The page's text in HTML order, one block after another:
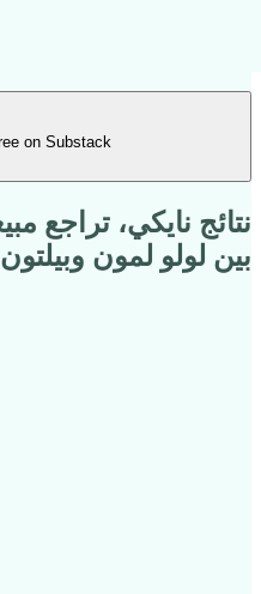
on Substack
نتائج نايكي، تراجع
بين لولو لمون وبيلتون